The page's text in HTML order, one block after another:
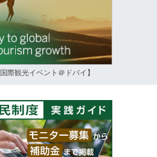
際観光イベント＠ドバイ】